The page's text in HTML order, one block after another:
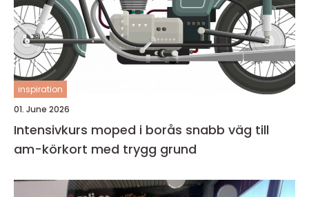
inspiration
01. June 2026
Intensivkurs moped i borås snabb väg till
am-körkort med trygg grund